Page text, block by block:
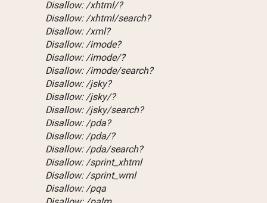
Disallow: /xhtml/?
Disallow: /xhtml/search?
Disallow: /xml?
Disallow: /imode?
Disallow: /imode/?
Disallow: /imode/search?
Disallow: /jsky?
Disallow: /jsky/?
Disallow: /jsky/search?
Disallow: /pda?
Disallow: /pda/?
Disallow: /pda/search?
Disallow: /sprint_xhtml
Disallow: /sprint_wml
Disallow: /pqa